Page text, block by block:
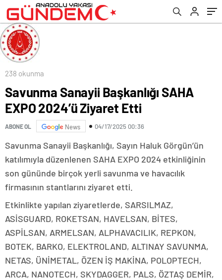
238 okunma
Savunma Sanayii Başkanlığı SAHA
EXPO 2024’ü Ziyaret Etti
ABONE OL News 04/17/2025 00:36
Savunma Sanayii Başkanlığı, Sayın Haluk Görgün’ün
katılımıyla düzenlenen SAHA EXPO 2024 etkinliğinin
son gününde birçok yerli savunma ve havacılık
firmasının stantlarını ziyaret etti.
Etkinlikte yapılan ziyaretlerde, SARSILMAZ,
ASİSGUARD, ROKETSAN, HAVELSAN, BİTES,
ASPİLSAN, ARMELSAN, ALPHAVACILIK, REPKON,
BOTEK, BARKO, ELEKTROLAND, ALTINAY SAVUNMA,
NETAS, ÜNİMETAL, ÖZEN İŞ MAKİNA, POLOPTECH,
ARCA, NANOTECH, SKYDAGGER, PALS, ÖZTAŞ DEMİR,